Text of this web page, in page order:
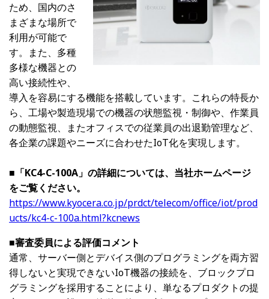
ため、国内のさ
まざまな場所で
利用が可能で
す。また、多種
多様な機器との
高い接続性や、
導入を容易にする機能を搭載しています。これらの特長か
ら、工場や製造現場での機器の状態監視・制御や、作業員
の動態監視、またオフィスでの従業員の出退勤管理など、
各企業の課題やニーズに合わせたIoT化を実現します。
■「KC4-C-100A」の詳細については、当社ホームページ
をご覧ください。
https://www.kyocera.co.jp/prdct/telecom/office/iot/prod
ucts/kc4-c-100a.html?kcnews
■審査委員による評価コメント
通常、サーバー側とデバイス側のプログラミングを両方習
得しないと実現できないIoT機器の接続を、ブロックプロ
グラミングを採用することにより、単なるプロダクトの提